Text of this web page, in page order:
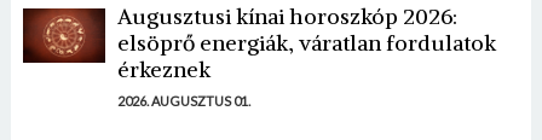
Augusztusi kínai horoszkóp 2026:
elsöprő energiák, váratlan fordulatok
érkeznek
2026. AUGUSZTUS 01.